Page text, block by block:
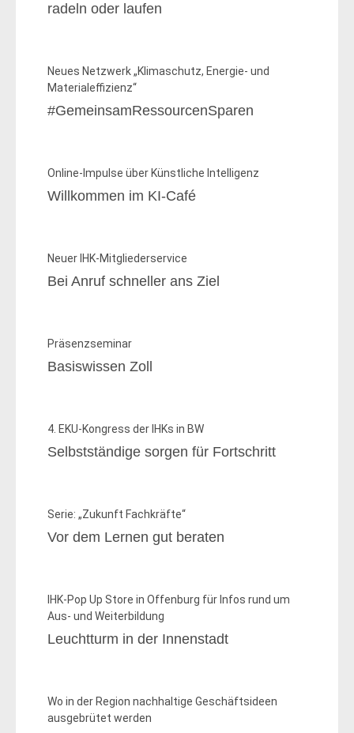
radeln oder laufen
Neues Netzwerk „Klimaschutz, Energie- und
Materialeffizienz“
#GemeinsamRessourcenSparen
Online-Impulse über Künstliche Intelligenz
Willkommen im KI-Café
Neuer IHK-Mitgliederservice
Bei Anruf schneller ans Ziel
Präsenzseminar
Basiswissen Zoll
4. EKU-Kongress der IHKs in BW
Selbstständige sorgen für Fortschritt
Serie: „Zukunft Fachkräfte“
Vor dem Lernen gut beraten
IHK-Pop Up Store in Offenburg für Infos rund um
Aus- und Weiterbildung
Leuchtturm in der Innenstadt
Wo in der Region nachhaltige Geschäftsideen
ausgebrütet werden